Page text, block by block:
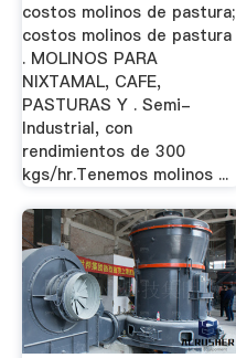
costos molinos de pastura;
costos molinos de pastura
. MOLINOS PARA
NIXTAMAL, CAFE,
PASTURAS Y . Semi-
Industrial, con
rendimientos de 300
kgs/hr.Tenemos molinos ...